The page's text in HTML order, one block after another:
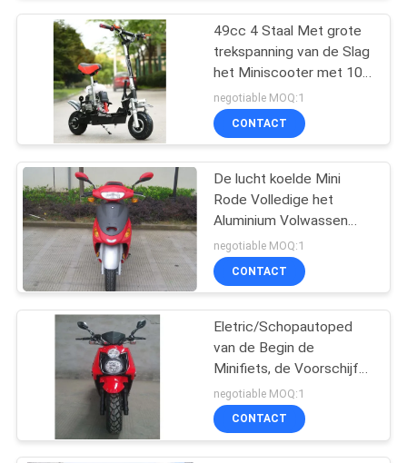
49cc 4 Staal Met grote
trekspanning van de Slag
het Miniscooter met 10
Duimluchtband
negotiable MOQ:1
CONTACT
De lucht koelde Mini
Rode Volledige het
Aluminium Volwassen
Elektrische Motorfiets
van de Fietsautoped
50cc
negotiable MOQ:1
CONTACT
Eletric/Schopautoped
van de Begin de
Minifiets, de Voorschijf
van 150cc en
Achtertrommelrem
negotiable MOQ:1
CONTACT